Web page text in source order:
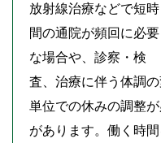
放射線治療などで短時
間の通院が頻回に必要
な場合や、診察・検
査、治療に伴う体調
単位での休みの調整
があります。働く時